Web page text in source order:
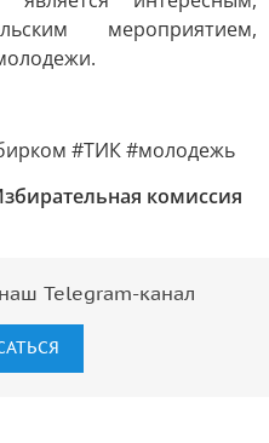
мероприятием,
#ТИК #молодежь
комиссия
Telegram-канал